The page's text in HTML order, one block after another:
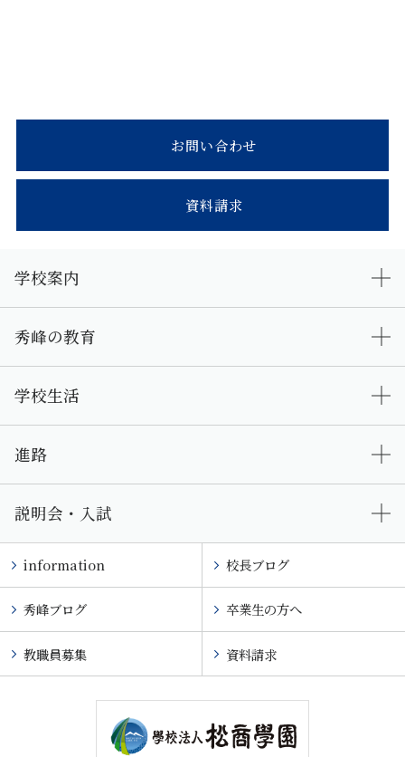
お問い合わせ
資料請求
学校案内
秀峰の教育
学校生活
進路
説明会・入試
information 校長ブログ
秀峰ブログ 卒業生の方へ
教職員募集 資料請求